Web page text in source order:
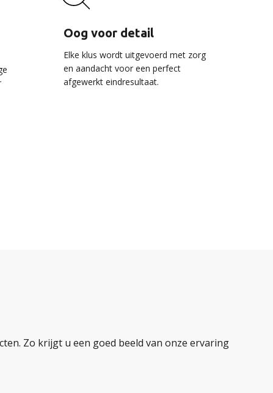
Oog voor detail
Elke klus wordt uitgevoerd met zorg
en aandacht voor een perfect
afgewerkt eindresultaat.
Zo krijgt u een goed beeld van onze ervaring